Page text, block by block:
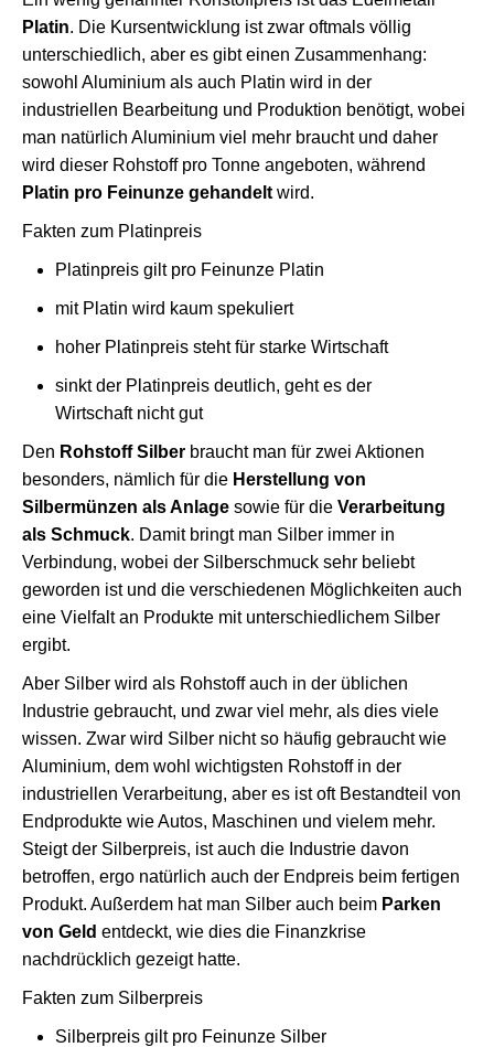
Platin. Die Kursentwicklung ist zwar oftmals völlig
unterschiedlich, aber es gibt einen Zusammenhang:
sowohl Aluminium als auch Platin wird in der
industriellen Bearbeitung und Produktion benötigt, wobei
man natürlich Aluminium viel mehr braucht und daher
wird dieser Rohstoff pro Tonne angeboten, während
Platin pro Feinunze gehandelt wird.
Fakten zum Platinpreis
Platinpreis gilt pro Feinunze Platin
mit Platin wird kaum spekuliert
hoher Platinpreis steht für starke Wirtschaft
sinkt der Platinpreis deutlich, geht es der
Wirtschaft nicht gut
Den Rohstoff Silber braucht man für zwei Aktionen
besonders, nämlich für die Herstellung von
Silbermünzen als Anlage sowie für die Verarbeitung
als Schmuck. Damit bringt man Silber immer in
Verbindung, wobei der Silberschmuck sehr beliebt
geworden ist und die verschiedenen Möglichkeiten auch
eine Vielfalt an Produkte mit unterschiedlichem Silber
ergibt.
Aber Silber wird als Rohstoff auch in der üblichen
Industrie gebraucht, und zwar viel mehr, als dies viele
wissen. Zwar wird Silber nicht so häufig gebraucht wie
Aluminium, dem wohl wichtigsten Rohstoff in der
industriellen Verarbeitung, aber es ist oft Bestandteil von
Endprodukte wie Autos, Maschinen und vielem mehr.
Steigt der Silberpreis, ist auch die Industrie davon
betroffen, ergo natürlich auch der Endpreis beim fertigen
Produkt. Außerdem hat man Silber auch beim Parken
von Geld entdeckt, wie dies die Finanzkrise
nachdrücklich gezeigt hatte.
Fakten zum Silberpreis
Silberpreis gilt pro Feinunze Silber